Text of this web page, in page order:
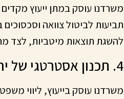
משרדנו עוסק במתן ייעוץ מקדים
תביעות לביטול צוואה
להשגת תוצאות מיטביות, לצד
4. תכנון אסטרטגי של ירושה והעברה בין-דורית
משרדנו עוסק בייעוץ, ליווי